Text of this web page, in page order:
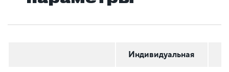
Индивидуальная